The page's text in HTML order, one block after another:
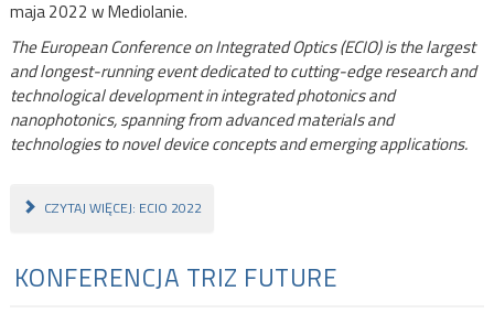
maja 2022 w Mediolanie.
The European Conference on Integrated Optics (ECIO) is the largest
and longest-running event dedicated to cutting-edge research and
technological development in integrated photonics and
nanophotonics, spanning from advanced materials and
technologies to novel device concepts and emerging applications.
CZYTAJ WIĘCEJ: ECIO 2022
KONFERENCJA TRIZ FUTURE